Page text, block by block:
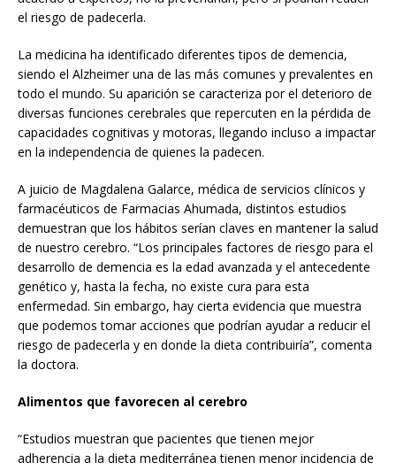
el riesgo de padecerla.
La medicina ha identificado diferentes tipos de demencia,
siendo el Alzheimer una de las más comunes y prevalentes en
todo el mundo. Su aparición se caracteriza por el deterioro de
diversas funciones cerebrales que repercuten en la pérdida de
capacidades cognitivas y motoras, llegando incluso a impactar
en la independencia de quienes la padecen.
A juicio de Magdalena Galarce, médica de servicios clínicos y
farmacéuticos de Farmacias Ahumada, distintos estudios
demuestran que los hábitos serían claves en mantener la salud
de nuestro cerebro. “Los principales factores de riesgo para el
desarrollo de demencia es la edad avanzada y el antecedente
genético y, hasta la fecha, no existe cura para esta
enfermedad. Sin embargo, hay cierta evidencia que muestra
que podemos tomar acciones que podrían ayudar a reducir el
riesgo de padecerla y en donde la dieta contribuiría”, comenta
la doctora.
Alimentos que favorecen al cerebro
“Estudios muestran que pacientes que tienen mejor
adherencia a la dieta mediterránea tienen menor incidencia de